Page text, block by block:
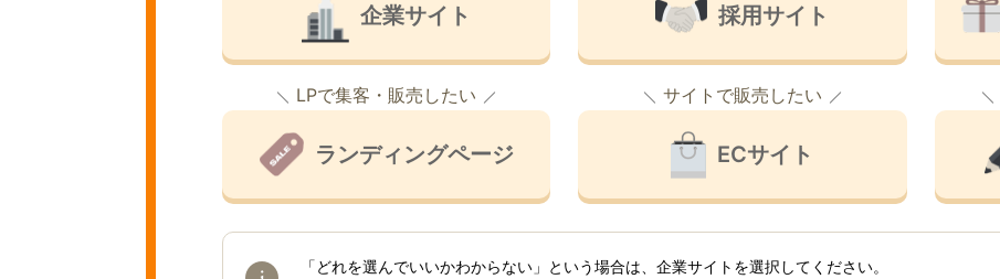
企業サイト 採用サイト
LPで集客・販売したい
ランディングページ
サイトで販売したい
ECサイト
「どれを選んでいいかわからない」という場合は、企業サイトを選択してください。